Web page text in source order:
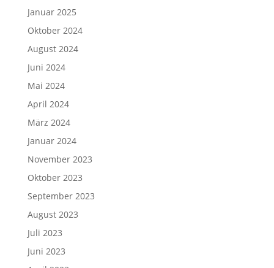
Januar 2025
Oktober 2024
August 2024
Juni 2024
Mai 2024
April 2024
März 2024
Januar 2024
November 2023
Oktober 2023
September 2023
August 2023
Juli 2023
Juni 2023